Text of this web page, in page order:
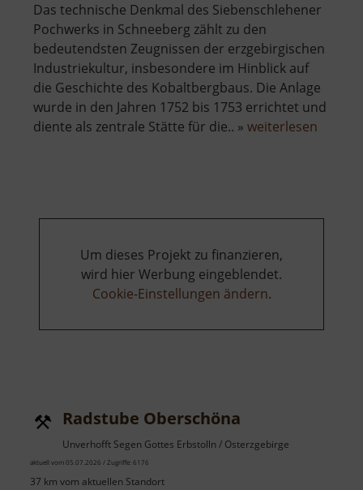
Das technische Denkmal des Siebenschlehener
Pochwerks in Schneeberg zählt zu den
bedeutendsten Zeugnissen der erzgebirgischen
Industriekultur, insbesondere im Hinblick auf
die Geschichte des Kobaltbergbaus. Die Anlage
wurde in den Jahren 1752 bis 1753 errichtet und
diente als zentrale Stätte für die.. » weiterlesen
Um dieses Projekt zu finanzieren,
wird hier Werbung eingeblendet.
Cookie-Einstellungen ändern.
Radstube Oberschöna
Unverhofft Segen Gottes Erbstolln / Osterzgebirge
aktuell vom 05.07.2026 / Zugriffe: 6176
37 km vom aktuellen Standort